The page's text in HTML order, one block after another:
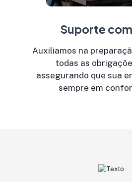
Suporte
Auxiliamos na
todas as
assegurando que sua
sempre em